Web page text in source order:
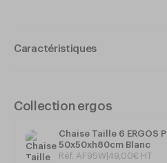
Caractéristiques
Intérieur et extérieur
Monobloc - Très résistant
Très stable et de grande
Système antibasculement
Collection ergos
Chaise Taille 6 ERGOS
50x50xh80cm Blanc
Réf. AF95W 49 00€ HT